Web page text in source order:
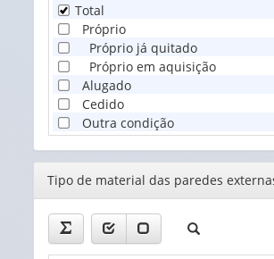
Total
Próprio
Próprio já quitado
Próprio em aquisição
Alugado
Cedido
Outra condição
Editor
Tipo de material das paredes